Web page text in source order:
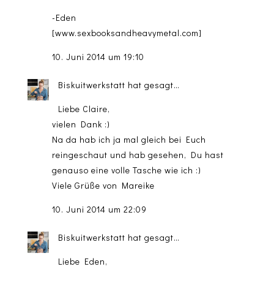
-Eden
[www.sexbooksandheavymetal.com]
10. Juni 2014 um 19:10
Biskuitwerkstatt hat gesagt…
Liebe Claire,
vielen Dank :)
Na da hab ich ja mal gleich bei Euch
reingeschaut und hab gesehen, Du hast
genauso eine volle Tasche wie ich :)
Viele Grüße von Mareike
10. Juni 2014 um 22:09
Biskuitwerkstatt hat gesagt…
Liebe Eden,